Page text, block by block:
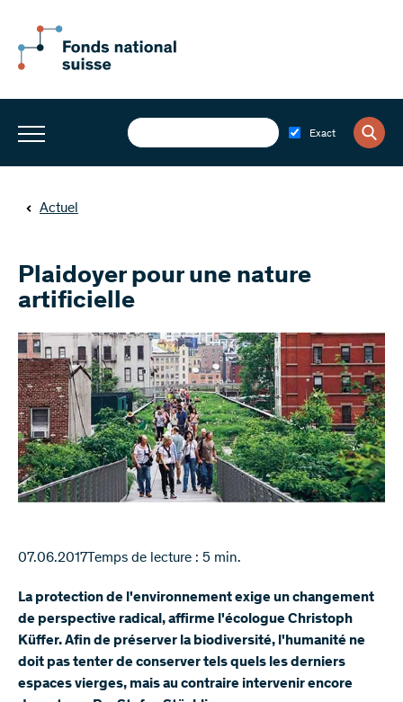
Exact
Actuel
Plaidoyer pour une nature
artificielle
07.06.2017Temps de lecture : 5 min.
La protection de l'environnement exige un changement
de perspective radical, affirme l'écologue Christoph
Küffer. Afin de préserver la biodiversité, l'humanité ne
doit pas tenter de conserver tels quels les derniers
espaces vierges, mais au contraire intervenir encore